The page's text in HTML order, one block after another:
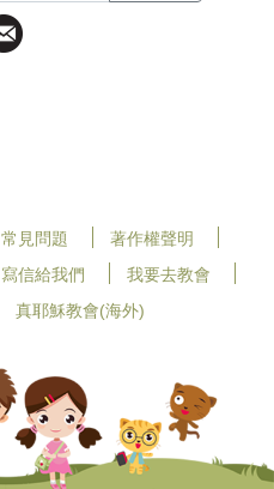
常見問題
著作權聲明
寫信給我們
我要去教會
真耶穌教會(海外)